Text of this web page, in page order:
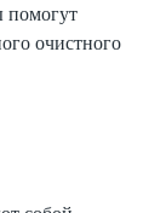
помогут
очистного